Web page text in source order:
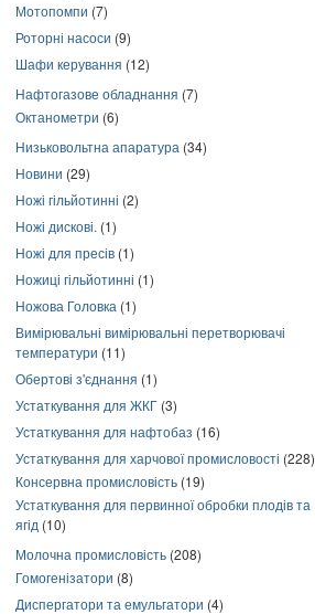
Мотопомпи (7)
Роторні насоси (9)
Шафи керування (12)
Нафтогазове обладнання (7)
Октанометри (6)
Низьковольтна апаратура (34)
Новини (29)
Ножі гільйотинні (2)
Ножі дискові. (1)
Ножі для пресів (1)
Ножиці гільйотинні (1)
Ножова Головка (1)
Вимірювальні вимірювальні перетворювачі
температури (11)
Обертові з'єднання (1)
Устаткування для ЖКГ (3)
Устаткування для нафтобаз (16)
Устаткування для харчової промисловості (228)
Консервна промисловість (19)
Устаткування для первинної обробки плодів та
ягід (10)
Молочна промисловість (208)
Гомогенізатори (8)
Диспергатори та емульгатори (4)